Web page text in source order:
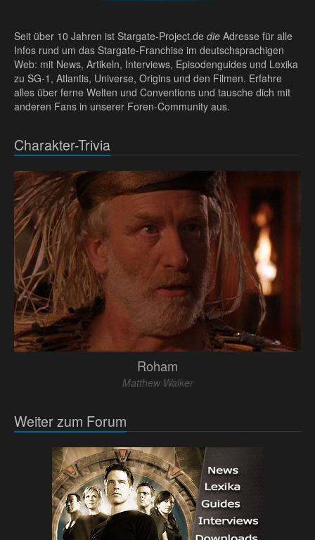
Seit über 10 Jahren ist Stargate-Project.de die Adresse für alle
Infos rund um das Stargate-Franchise im deutschsprachigen
Web: mit News, Artikeln, Interviews, Episodenguides und Lexika
zu SG-1, Atlantis, Universe, Origins und den Filmen. Erfahre
alles über ferne Welten und Conventions und tausche dich mit
anderen Fans in unserer Foren-Community aus.
Charakter-Trivia
Roham
Matthew Walker
Weiter zum Forum